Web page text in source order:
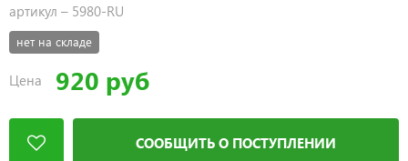
артикул – 5980-RU
нет на складе
Цена 920 руб
СООБЩИТЬ О ПОСТУПЛЕНИИ